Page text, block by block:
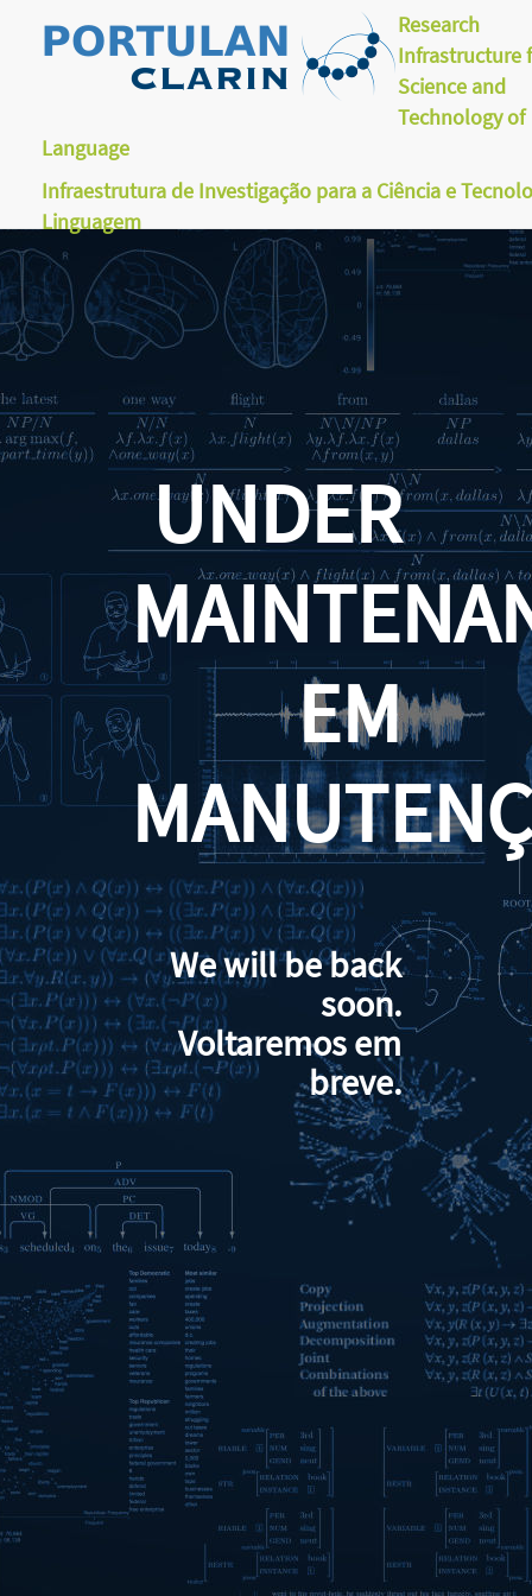
Research
Infrastructure
Science and
Technology of
Language
Infraestrutura de Investigação para a Ciência e
Linguagem
UNDER
EM
We will be back
soon.
Voltaremos em
breve.